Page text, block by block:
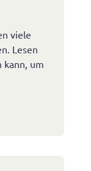
viele
Lesen
kann, um